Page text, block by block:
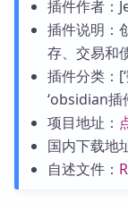
插件作者：
插件说明：
存、交易和
插件分类：[‘
‘obsidian插
项目地址：
国内下载地
自述文件：